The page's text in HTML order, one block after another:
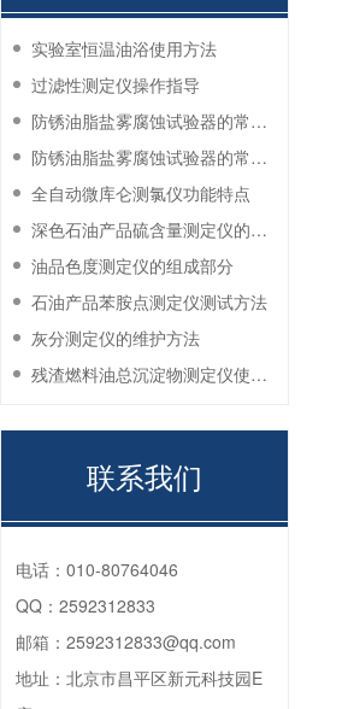
实验室恒温油浴使用方法
过滤性测定仪操作指导
防锈油脂盐雾腐蚀试验器的常见故障与解决方法
防锈油脂盐雾腐蚀试验器的常见故障与解决方法
全自动微库仑测氯仪功能特点
深色石油产品硫含量测定仪的工作环境要求
油品色度测定仪的组成部分
石油产品苯胺点测定仪测试方法
灰分测定仪的维护方法
残渣燃料油总沉淀物测定仪使用注意事项
联系我们
电话： 010-80764046
QQ： 2592312833
邮箱： 2592312833@qq.com
地址： 北京市昌平区新元科技园E